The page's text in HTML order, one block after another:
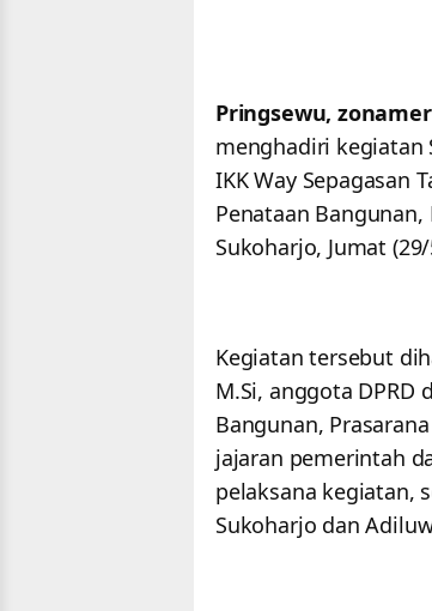
Pringsewu,
menghadiri kegiatan
IKK Way Sepagasan
Penataan
Sukoharjo, Jumat
Kegiatan tersebut
M.Si, anggota DPRD
Bangunan,
jajaran pemerintah
pelaksana kegiatan,
Sukoharjo dan